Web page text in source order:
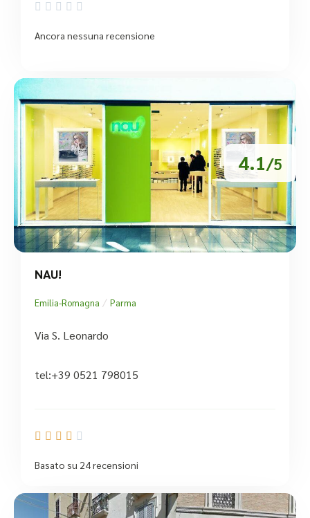
    
Ancora nessuna recensione
4.1/5
NAU!
Emilia-Romagna / Parma
Via S. Leonardo
tel:+39 0521 798015
    
Basato su 24 recensioni